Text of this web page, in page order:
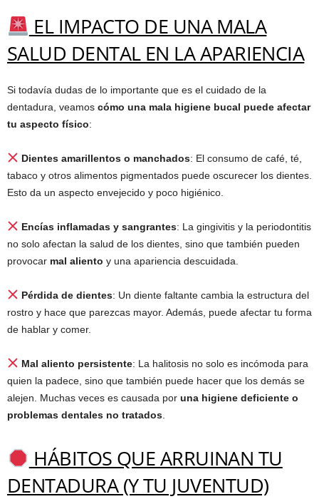
EL IMPACTO DE UNA MALA
SALUD DENTAL EN LA APARIENCIA
Si todavía dudas de lo importante que es el cuidado de la
dentadura, veamos cómo una mala higiene bucal puede afectar
tu aspecto físico:
Dientes amarillentos o manchados: El consumo de café, té,
tabaco y otros alimentos pigmentados puede oscurecer los dientes.
Esto da un aspecto envejecido y poco higiénico.
Encías inflamadas y sangrantes: La gingivitis y la periodontitis
no solo afectan la salud de los dientes, sino que también pueden
provocar mal aliento y una apariencia descuidada.
Pérdida de dientes: Un diente faltante cambia la estructura del
rostro y hace que parezcas mayor. Además, puede afectar tu forma
de hablar y comer.
Mal aliento persistente: La halitosis no solo es incómoda para
quien la padece, sino que también puede hacer que los demás se
alejen. Muchas veces es causada por una higiene deficiente o
problemas dentales no tratados
HÁBITOS QUE ARRUINAN TU
DENTADURA (Y TU JUVENTUD)